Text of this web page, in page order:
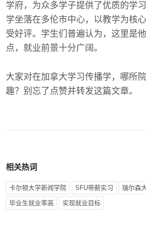
学府，为众多学子提供了优质的学
学坐落在多伦市中心，以教学为核
受好评。学生们普遍认为，这里是
点，就业前景十分广阔。
大家对在加拿大学习传播学，哪所
趣？别忘了点赞并转发这篇文章。
相关热词
卡尔顿大学新闻学院 SFU带薪实习 瑞尔森
毕业生就业率高 实现就业目标